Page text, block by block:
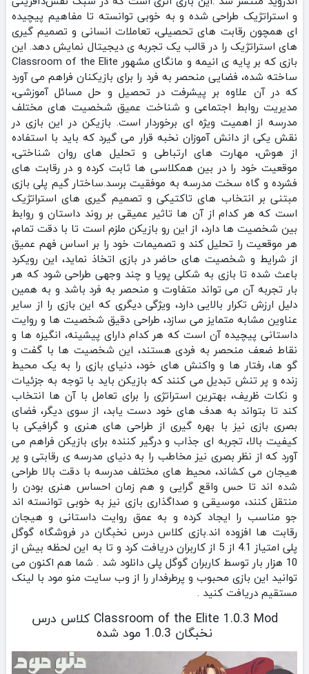
و استراتژیک طراحی شده و به خوبی توانسته تا مفاهیم پیچیده‌
ای همچون رقابت‌ های تحصیلی، تعاملات انسانی و تصمیم‌ گیری‌
های استراتژیک را در قالب یک تجربه‌ ی دیجیتال نمایش دهد. این
بازی که بر پایه‌ ی انیمه و مانگای مشهور Classroom of the Elite
ساخته شده، فضایی منحصر به فرد را برای بازیکنان فراهم می‌ آورد
که در آن علاوه بر پیشرفت در تحصیل و حل مسائل آموزشی،
مدیریت روابط اجتماعی و شناخت عمیق شخصیت‌ های مختلف
مدرسه از اهمیت ویژه‌ ای برخوردار است. بازیکن در این بازی در
نقش یکی از دانش‌ آموزان نخبه قرار می‌ گیرد که باید با استفاده
از هوش، مهارت‌ های ارتباطی و تحلیل‌ های روان‌ شناختی،
موقعیت خود را در بین همکلاسی‌ ها ثابت کرده و در رقابت‌ های
فشرده و گاه سخت مدرسه به موفقیت برسد.ساختار گیم‌ پلی بازی
مبتنی بر انتخاب‌ های تاکتیکی و تصمیم‌ گیری‌ های استراتژیک
است که هر کدام از آن‌ ها تاثیر عمیقی بر روند داستان و روابط
بین شخصیت‌ ها دارد، از این رو بازیکن ملزم است تا با دقت تمام،
هر موقعیت را تحلیل کند و تصمیمات خود را بر اساس فهم عمیق
از شرایط و شخصیت‌ های حاضر در بازی اتخاذ نماید، این رویکرد
باعث شده تا بازی به شکلی پویا و چند وجهی طراحی شود که هر
بار تجربه آن می‌ تواند متفاوت و منحصر به فرد باشد و به همین
دلیل ارزش تکرار بالایی دارد، ویژگی دیگری که این بازی را از سایر
عناوین مشابه متمایز می‌ سازد، طراحی دقیق شخصیت‌ ها و روایت
داستانی پیچیده آن است که هر کدام دارای پیشینه، انگیزه‌ ها و
نقاط ضعف منحصر به فردی هستند، این شخصیت‌ ها با گفت‌ و
گو ها، رفتار ها و واکنش‌ های خود، دنیای بازی را به یک محیط
زنده و پر تنش تبدیل می‌ کنند که بازیکن باید با توجه به جزئیات
و نکات ظریف، بهترین استراتژی را برای تعامل با آن‌ ها انتخاب
کند تا بتواند به هدف‌ های خود دست یابد، از سوی دیگر، فضای
بصری بازی نیز با بهره‌ گیری از طراحی‌ های هنری و گرافیکی با
کیفیت بالا، تجربه‌ ای جذاب و درگیر کننده برای بازیکن فراهم می‌
آورد که از نظر بصری نیز مخاطب را به دنیای مدرسه‌ ی رقابتی و پر
هیجان می‌ کشاند، محیط‌ های مختلف مدرسه با دقت بالا طراحی
شده‌ اند تا حس واقع‌ گرایی و هم‌ زمان احساس هنری بودن را
منتقل کنند، موسیقی و صداگذاری بازی نیز به خوبی توانسته‌ اند
جو مناسب را ایجاد کرده و به عمق روایت داستانی و هیجان
رقابت‌ ها افزوده‌ اند.بازی کلاس درس نخبگان در فروشگاه گوگل
پلی امتیاز 4.1 از 5 از کاربران دریافت کرد و تا به این لحظه بیش از
10 هزار بار توسط کاربران گوگل پلی دانلود شد . شما هم اکنون می
توانید این بازی محبوب و پرطرفدار را از وب سایت منو مود با لینک
مستقیم دریافت کنید .
Classroom of the Elite 1.0.3 Mod کلاس درس
نخبگان 1.0.3 مود شده